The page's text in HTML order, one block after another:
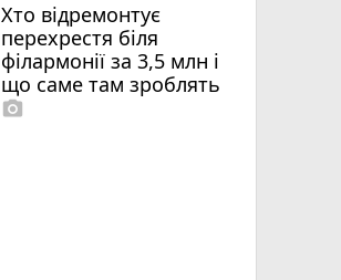
Хто відремонтує
перехрестя біля
філармонії за 3,5 млн і
що саме там зроблять
photo_camera